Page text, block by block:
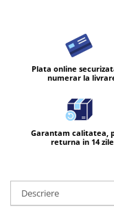
Servetele Umede
Ingrijire Personala
Ingrijirea corpului
Deo Incaltaminte
Ingrijire intima
Lotiune de corp
Plata online
numerar la
Garantam calitatea,
returna in 14 zile
Descriere